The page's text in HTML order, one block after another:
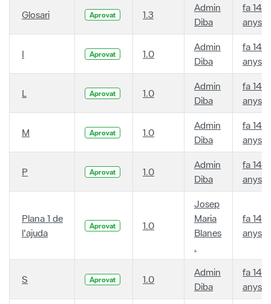
Glosari Aprovat 1.3
Admin
Diba
fa 14
anys
I Aprovat 1.0
Admin
Diba
fa 14
anys
L Aprovat 1.0
Admin
Diba
fa 14
anys
M Aprovat 1.0
Admin
Diba
fa 14
anys
P Aprovat 1.0
Admin
Diba
fa 14
anys
Plana 1 de
l'ajuda
Aprovat 1.0
Josep
Maria
Blanes
.
fa 14
anys
S Aprovat 1.0
Admin
Diba
fa 14
anys